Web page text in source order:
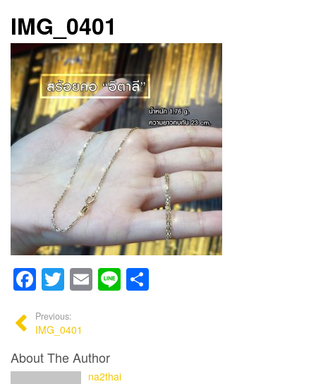
IMG_0401
Facebook
Twitter
Email
Line
Previous:
IMG_0401
About The Author
na2thai